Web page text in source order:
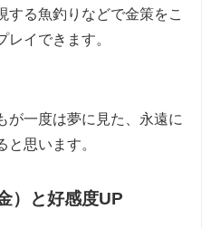
する魚釣りなどで金策をこ
レイできます。
が一度は夢に見た、永遠に
思います。
）と好感度UP